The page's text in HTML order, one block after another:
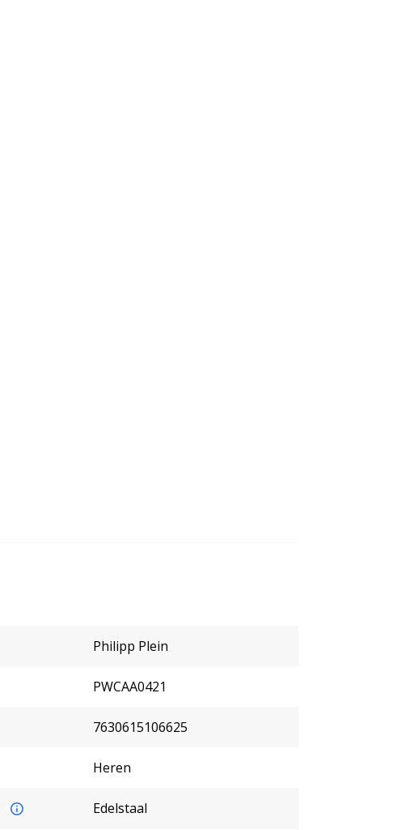
Philipp Plein
PWCAA0421
7630615106625
Heren
Edelstaal